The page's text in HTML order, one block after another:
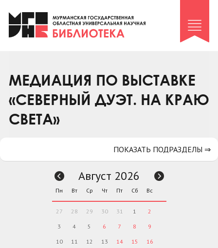
Клуб «Гиря и сельдерей»
Клуб «Семейный архив»
Коллегам
Контакты
МЕДИАЦИЯ ПО ВЫСТАВКЕ
«СЕВЕРНЫЙ ДУЭТ. НА КРАЮ
СВЕТА»
ПОКАЗАТЬ ПОДРАЗДЕЛЫ ⇒
Август 2026
Пн Вт Ср Чт Пт Сб Вс
27 28 29 30 31 1 2
3 4 5 6 7 8 9
10 11 12 13 14 15 16